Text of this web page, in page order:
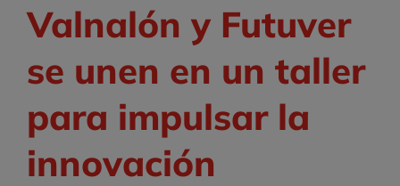
Valnalón y Futuver
se unen en un taller
para impulsar la
innovación